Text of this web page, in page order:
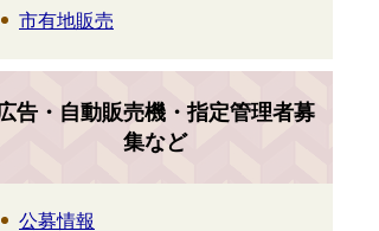
市有地販売
告・自動販売機・指定管理者募
集など
公募情報